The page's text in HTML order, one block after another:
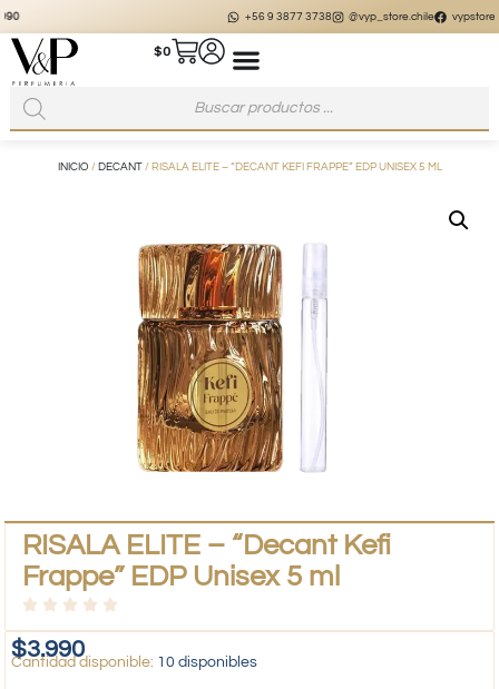
@vyp_store.chile vypstore.cl
$0
INICIO / DECANT/ RISALA ELITE – “DECANT KEFI FRAPPE” EDP UNISEX 5 ML
RISALA ELITE – “Decant Kefi
Frappe” EDP Unisex 5 ml
$3.990 10 disponibles